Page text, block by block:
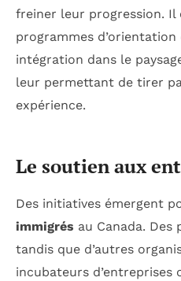
freiner leur progression. Il
programmes
intégration dans le
leur permettant de tirer
expérience.
Le soutien aux
Des initiatives émergent
immigrés au Canada.
tandis que d’autres
incubateurs